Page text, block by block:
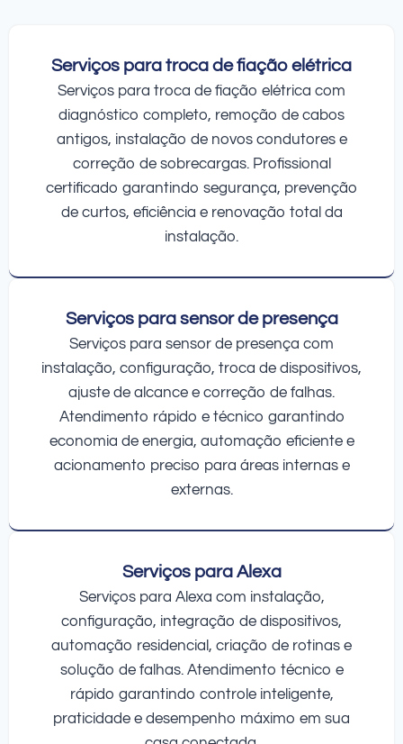
Serviços para troca de fiação elétrica
Serviços para troca de fiação elétrica com
diagnóstico completo, remoção de cabos
antigos, instalação de novos condutores e
correção de sobrecargas. Profissional
certificado garantindo segurança, prevenção
de curtos, eficiência e renovação total da
instalação.
Serviços para sensor de presença
Serviços para sensor de presença com
instalação, configuração, troca de dispositivos,
ajuste de alcance e correção de falhas.
Atendimento rápido e técnico garantindo
economia de energia, automação eficiente e
acionamento preciso para áreas internas e
externas.
Serviços para Alexa
Serviços para Alexa com instalação,
configuração, integração de dispositivos,
automação residencial, criação de rotinas e
solução de falhas. Atendimento técnico e
rápido garantindo controle inteligente,
praticidade e desempenho máximo em sua